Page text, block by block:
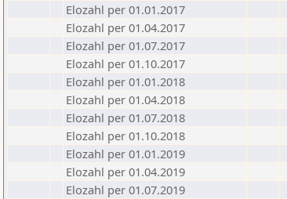
Elozahl per 01.01.2017
Elozahl per 01.04.2017
Elozahl per 01.07.2017
Elozahl per 01.10.2017
Elozahl per 01.01.2018
Elozahl per 01.04.2018
Elozahl per 01.07.2018
Elozahl per 01.10.2018
Elozahl per 01.01.2019
Elozahl per 01.04.2019
Elozahl per 01.07.2019